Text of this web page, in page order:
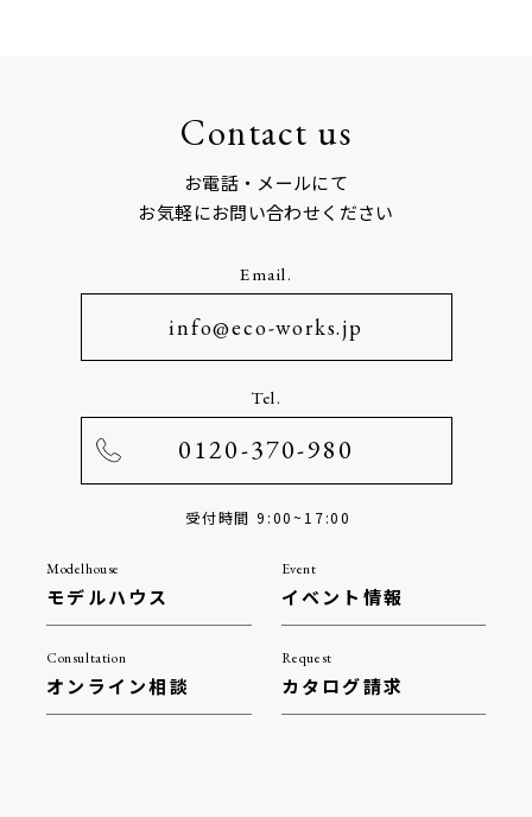
Contact us
お電話・メールにて
お気軽にお問い合わせください
Email.
info@eco-works.jp
Tel.
0120-370-980
受付時間 9:00~17:00
Modelhouse
モデルハウス
Event
イベント情報
Consultation
オンライン相談
Request
カタログ請求